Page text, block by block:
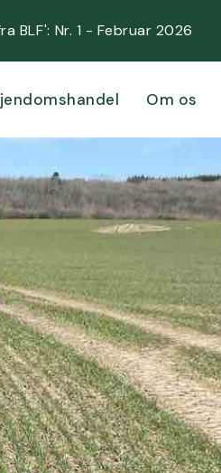
BLF': Nr. 1 - Februar 2026
Om os